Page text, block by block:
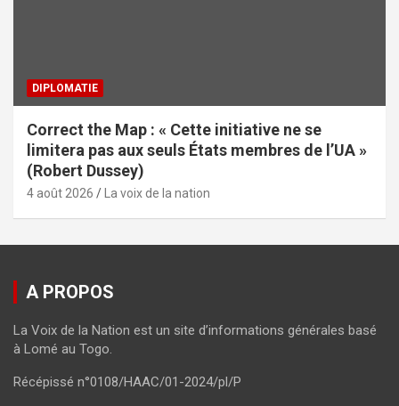
DIPLOMATIE
Correct the Map : « Cette initiative ne se
limitera pas aux seuls États membres de l’UA »
(Robert Dussey)
4 août 2026 La voix de la nation
A PROPOS
La Voix de la Nation est un site d’informations générales basé
à Lomé au Togo.
Récépissé n°0108/HAAC/01-2024/pl/P